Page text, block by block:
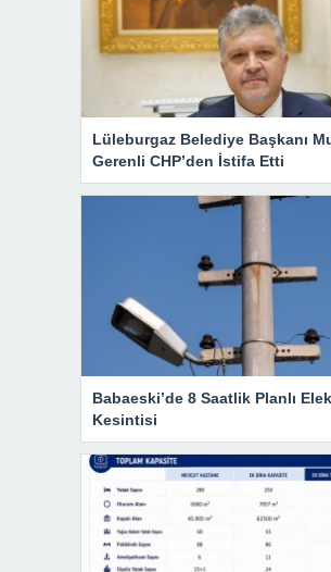
Lüleburgaz Belediye Başkanı
Gerenli CHP’den İstifa Etti
Babaeski’de 8 Saatlik Planlı
Kesintisi